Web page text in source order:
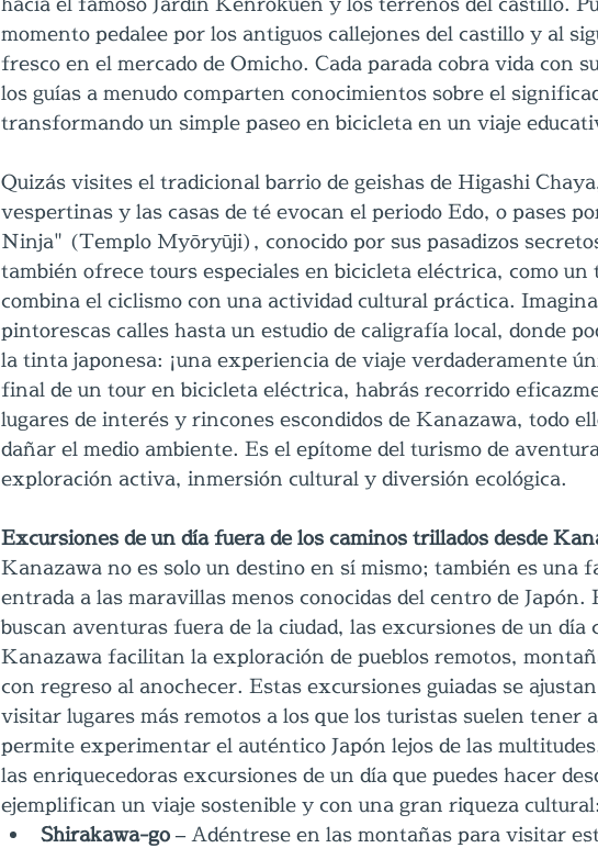
momento pedalee por los antiguos callejones del castillo y al
fresco en el mercado de Omicho. Cada parada cobra vida con
los guías a menudo comparten conocimientos sobre el
transformando un simple paseo en bicicleta en un viaje
Quizás visites el tradicional barrio de geishas de Higashi
vespertinas y las casas de té evocan el periodo Edo, o pases
Ninja" (Templo Myōryūji), conocido por sus pasadizos
también ofrece tours especiales en bicicleta eléctrica, como
combina el ciclismo con una actividad cultural práctica.
pintorescas calles hasta un estudio de caligrafía local, donde
la tinta japonesa: ¡una experiencia de viaje verdaderamente
final de un tour en bicicleta eléctrica, habrás recorrido
lugares de interés y rincones escondidos de Kanazawa, todo
dañar el medio ambiente. Es el epítome del turismo de
exploración activa, inmersión cultural y diversión ecológica.
Excursiones de un día fuera de los caminos trillados desde
Kanazawa no es solo un destino en sí mismo; también es una
entrada a las maravillas menos conocidas del centro de Japón.
buscan aventuras fuera de la ciudad, las excursiones de un día
Kanazawa facilitan la exploración de pueblos remotos,
con regreso al anochecer. Estas excursiones guiadas se
visitar lugares más remotos a los que los turistas suelen tener
permite experimentar el auténtico Japón lejos de las
las enriquecedoras excursiones de un día que puedes hacer
ejemplifican un viaje sostenible y con una gran riqueza cultural:
Shirakawa-go – Adéntrese en las montañas para visitar